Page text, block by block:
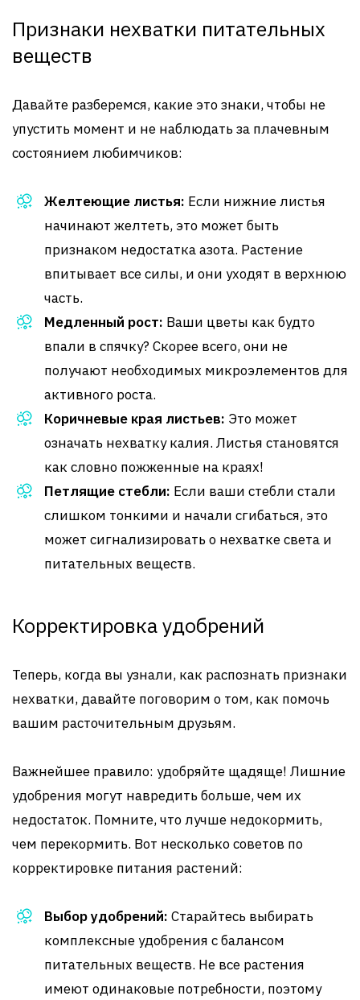
Признаки нехватки питательных
веществ
Давайте разберемся, какие это знаки, чтобы не
упустить момент и не наблюдать за плачевным
состоянием любимчиков:
Желтеющие листья: Если нижние листья
начинают желтеть, это может быть
признаком недостатка азота. Растение
впитывает все силы, и они уходят в верхнюю
часть.
Медленный рост: Ваши цветы как будто
впали в спячку? Скорее всего, они не
получают необходимых микроэлементов для
активного роста.
Коричневые края листьев: Это может
означать нехватку калия. Листья становятся
как словно пожженные на краях!
Петлящие стебли: Если ваши стебли стали
слишком тонкими и начали сгибаться, это
может сигнализировать о нехватке света и
питательных веществ.
Корректировка удобрений
Теперь, когда вы узнали, как распознать признаки
нехватки, давайте поговорим о том, как помочь
вашим расточительным друзьям.
Важнейшее правило: удобряйте щадяще! Лишние
удобрения могут навредить больше, чем их
недостаток. Помните, что лучше недокормить,
чем перекормить. Вот несколько советов по
корректировке питания растений:
Выбор удобрений: Старайтесь выбирать
комплексные удобрения с балансом
питательных веществ. Не все растения
имеют одинаковые потребности, поэтому